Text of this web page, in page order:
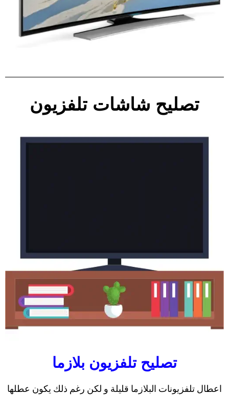
تصليح شاشات تلفزيون
تصليح تلفزيون بلازما
اعطال تلفزيونات البلازما قليلة و لكن رغم ذلك يكون عطلها